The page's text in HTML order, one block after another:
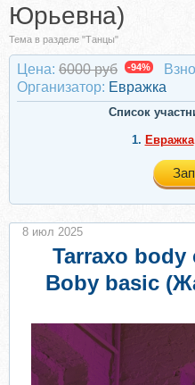
Юрьевна)
Тема в разделе "Танцы"
Цена: 6000 руб -94%
Организатор: Евражкa
Список
1. Евражкa
Tarraxo
Boby basic
8 июл 2025